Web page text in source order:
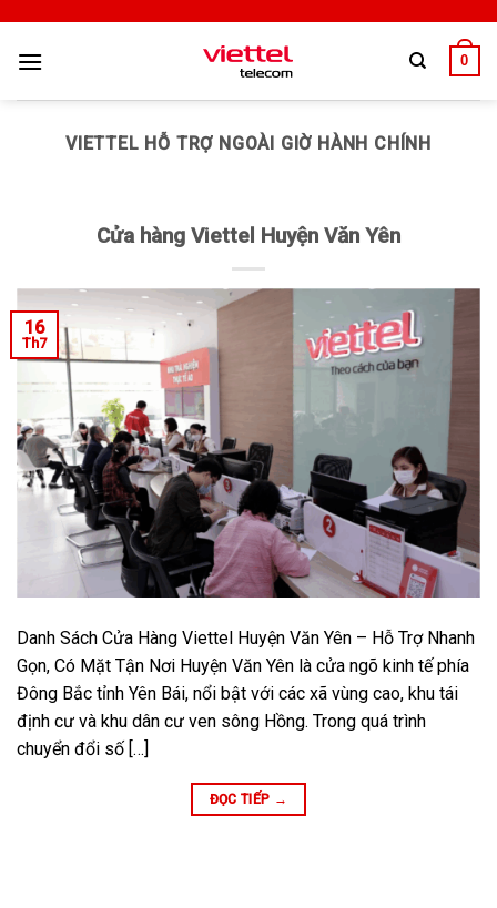
0
VIETTEL HỖ TRỢ NGOÀI GIỜ HÀNH CHÍNH
Cửa hàng Viettel Huyện Văn Yên
16
Th7
Danh Sách Cửa Hàng Viettel Huyện Văn Yên – Hỗ Trợ Nhanh
Gọn, Có Mặt Tận Nơi Huyện Văn Yên là cửa ngõ kinh tế phía
Đông Bắc tỉnh Yên Bái, nổi bật với các xã vùng cao, khu tái
định cư và khu dân cư ven sông Hồng. Trong quá trình
chuyển đổi số […]
ĐỌC TIẾP →